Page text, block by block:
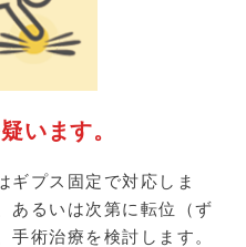
います。
ギプス固定で対応しま
あるいは次第に転位（ず
手術治療を検討します。